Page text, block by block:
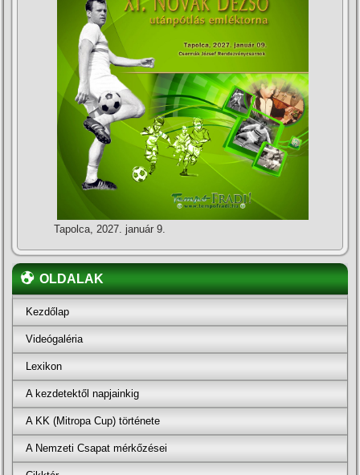
Tapolca, 2027. január 9.
OLDALAK
Kezdőlap
Videógaléria
Lexikon
A kezdetektől napjainkig
A KK (Mitropa Cup) története
A Nemzeti Csapat mérkőzései